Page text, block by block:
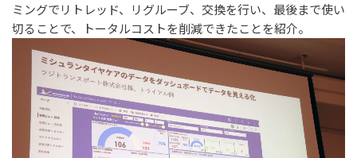
ミングでリトレッド、リグルーブ、交換を行い、最後まで使い
切ることで、トータルコストを削減できたことを紹介。